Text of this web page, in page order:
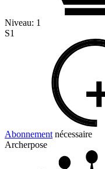
Niveau: 1
S1
Abonnement nécessaire
Archerpose